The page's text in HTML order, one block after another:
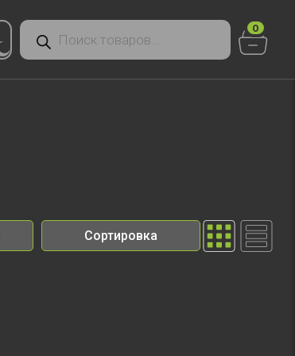
Поиск
товаров
0
Сортировка